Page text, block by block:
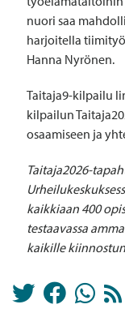
nuori saa
harjoitella
Hanna Nyrönen.
Taitaja9-kilpailu
kilpailun
osaamiseen ja
Taitaja2026-
kaikkiaan 400
testaavassa
kaikille